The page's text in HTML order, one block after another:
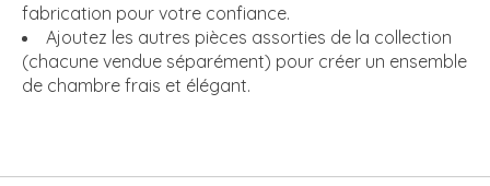
fabrication pour votre confiance.
Ajoutez les autres pièces assorties de la collection
(chacune vendue séparément) pour créer un ensemble
de chambre frais et élégant.